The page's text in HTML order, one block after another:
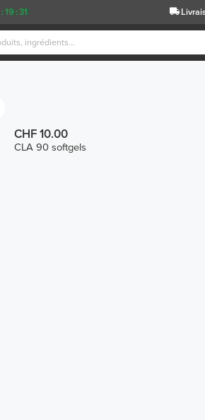
:19 :31
CHF 10.00
CLA 90 softgels